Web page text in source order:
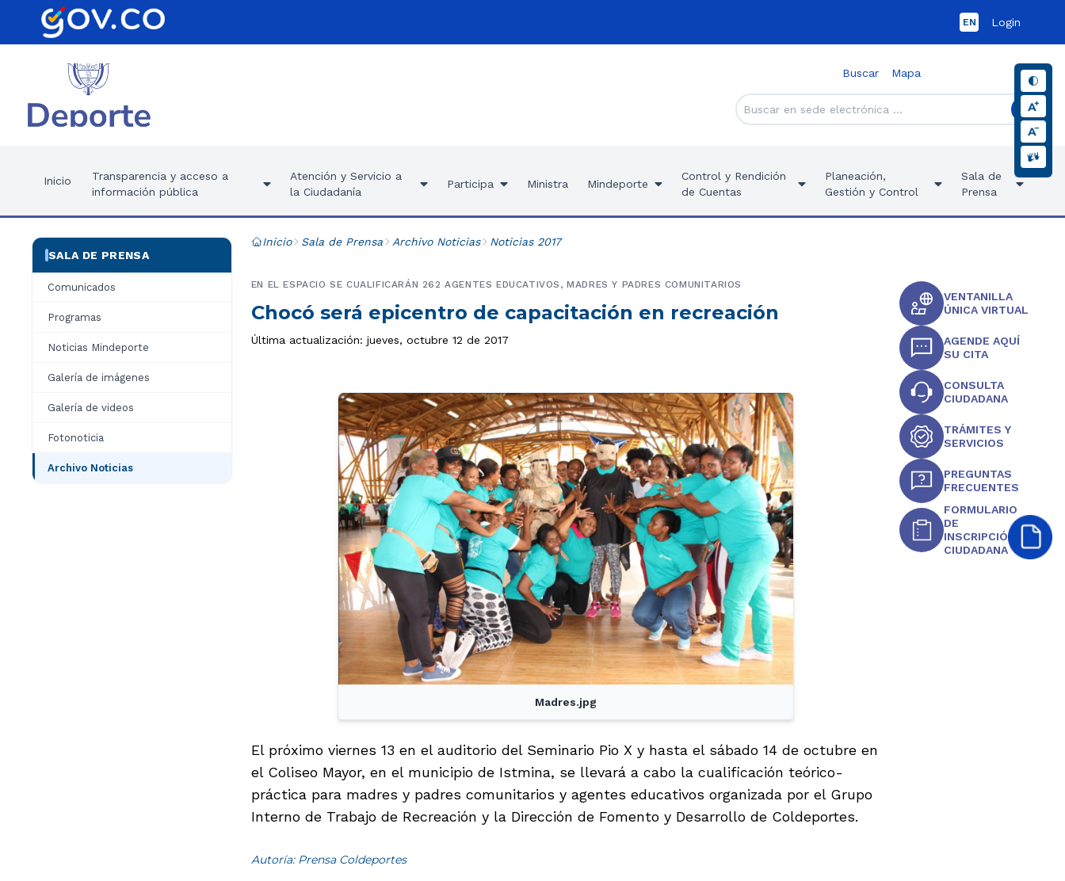
EN Login
Buscar Mapa
Inicio
Transparencia y acceso a
información pública
Atención y Servicio a
la Ciudadanía
Participa Ministra Mindeporte
Control y Rendición
de Cuentas
Planeación,
Gestión y Control
Sala de
Prensa
SALA DE PRENSA
Comunicados
Programas
Noticias Mindeporte
Galería de imágenes
Galería de videos
Fotonoticia
Archivo Noticias
Inicio Sala de Prensa Archivo Noticias Noticias 2017
Chocó será epicentro de capacitación en recreación
EN EL ESPACIO SE CUALIFICARÁN 262 AGENTES EDUCATIVOS, MADRES Y PADRES COMUNITARIOS
Última actualización: jueves, octubre 12 de 2017
Madres.jpg
El próximo viernes 13 en el auditorio del Seminario Pio X y hasta el sábado 14 de octubre en
el Coliseo Mayor, en el municipio de Istmina, se llevará a cabo la cualificación teórico-
práctica para madres y padres comunitarios y agentes educativos organizada por el Grupo
Interno de Trabajo de Recreación y la Dirección de Fomento y Desarrollo de Coldeportes.
Autoría: Prensa Coldeportes
VENTANILLA
ÚNICA VIRTUAL
AGENDE AQUÍ
SU CITA
CONSULTA
CIUDADANA
TRÁMITES Y
SERVICIOS
PREGUNTAS
FRECUENTES
FORMULARIO
DE
INSCRIPCIÓN
CIUDADANA